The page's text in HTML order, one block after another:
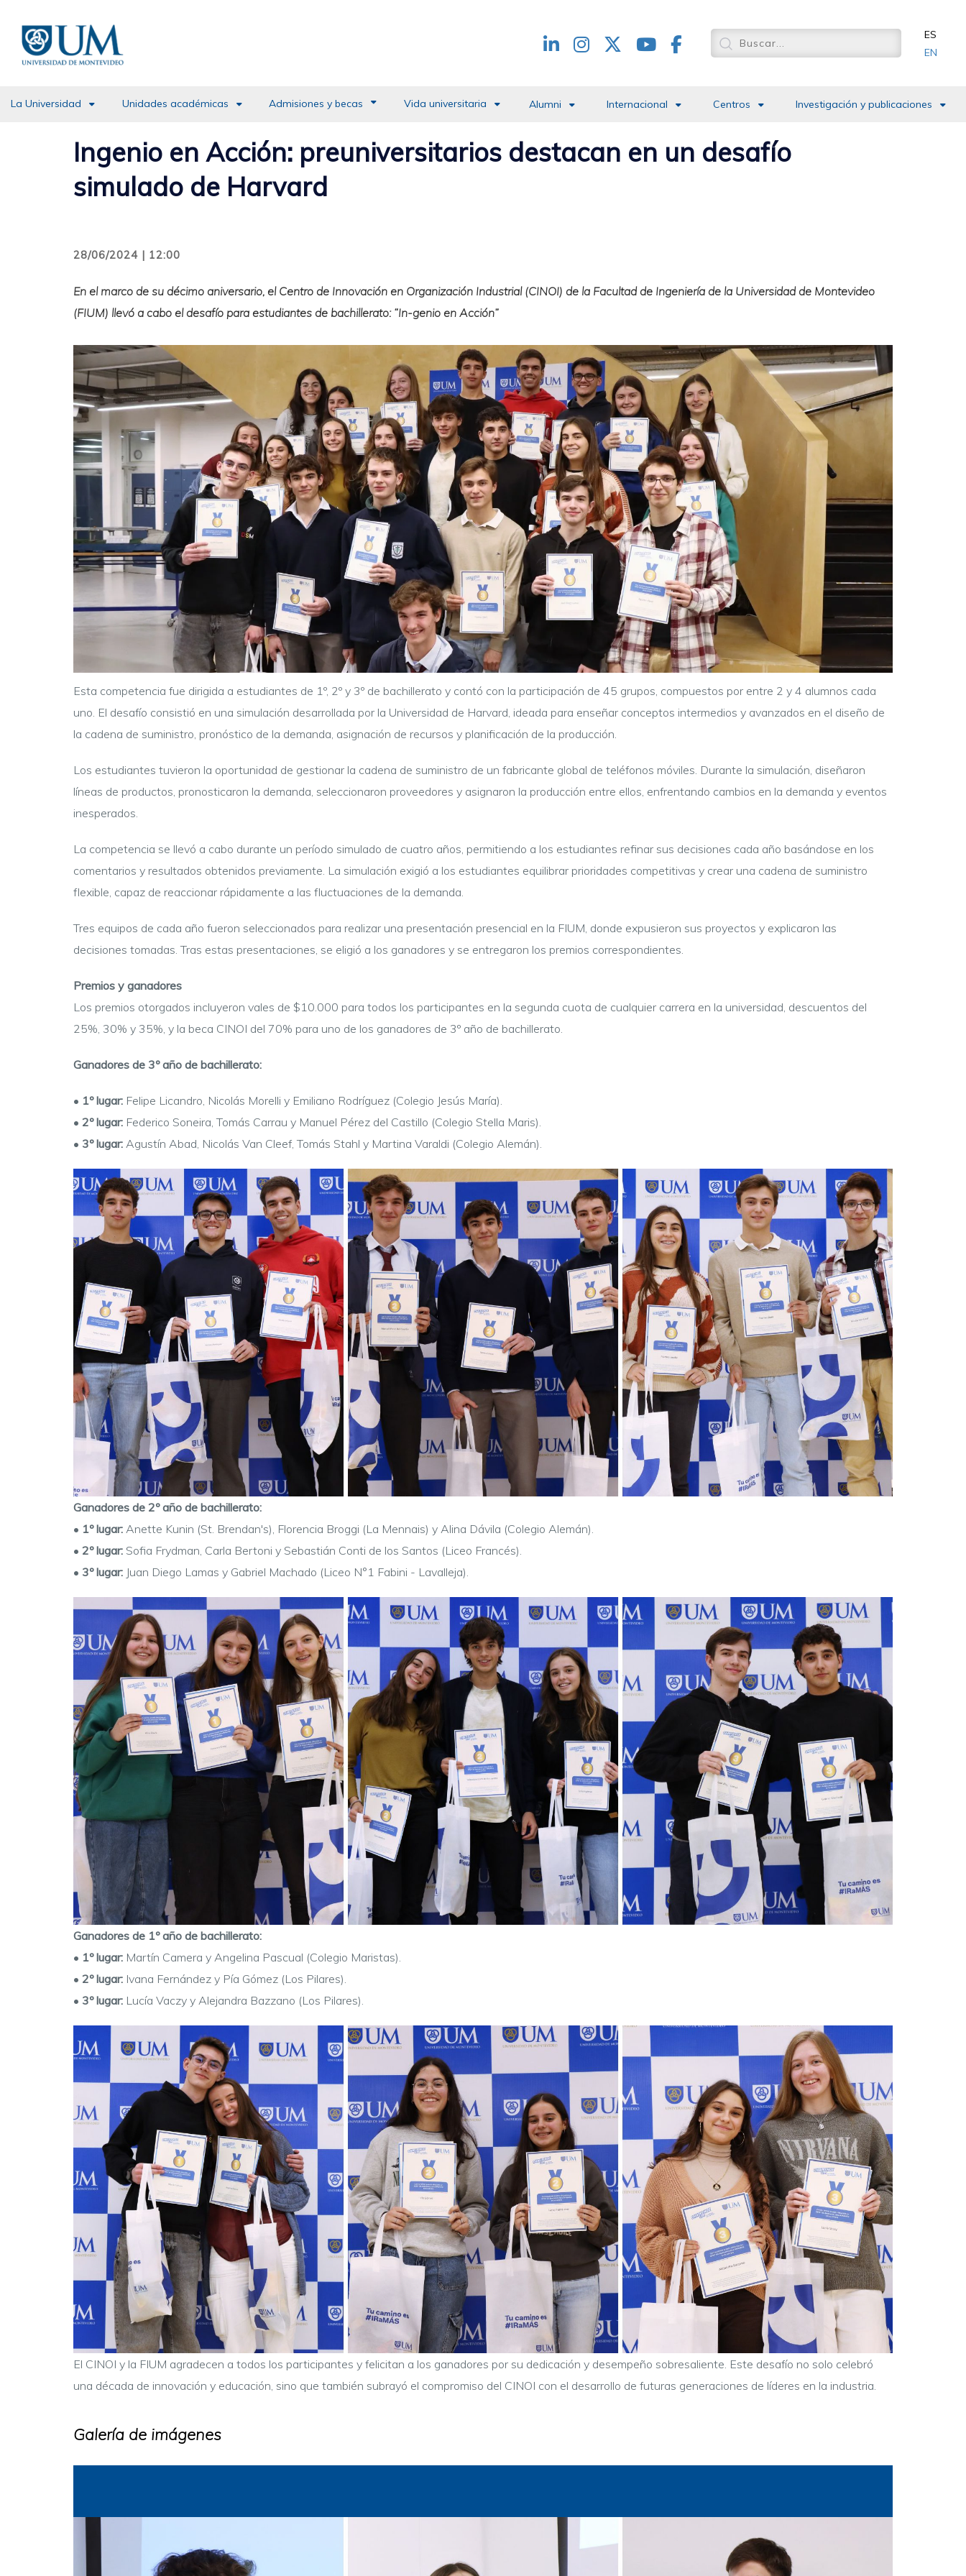
contenido
principal
Redes
ES
EN
La Universidad Unidades académicas Admisiones y becas Vida universitaria Alumni Internacional Centros Investigación y publicaciones
Ingenio en Acción: preuniversitarios destacan en un desafío
simulado de Harvard
28/06/2024 | 12:00
En el marco de su décimo aniversario, el Centro de Innovación en Organización Industrial (CINOI) de la Facultad de Ingeniería de la Universidad de Montevideo
(FIUM) llevó a cabo el desafío para estudiantes de bachillerato: “In-genio en Acción”
Esta competencia fue dirigida a estudiantes de 1º, 2º y 3º de bachillerato y contó con la participación de 45 grupos, compuestos por entre 2 y 4 alumnos cada
uno. El desafío consistió en una simulación desarrollada por la Universidad de Harvard, ideada para enseñar conceptos intermedios y avanzados en el diseño de
la cadena de suministro, pronóstico de la demanda, asignación de recursos y planificación de la producción.
Los estudiantes tuvieron la oportunidad de gestionar la cadena de suministro de un fabricante global de teléfonos móviles. Durante la simulación, diseñaron
líneas de productos, pronosticaron la demanda, seleccionaron proveedores y asignaron la producción entre ellos, enfrentando cambios en la demanda y eventos
inesperados.
La competencia se llevó a cabo durante un período simulado de cuatro años, permitiendo a los estudiantes refinar sus decisiones cada año basándose en los
comentarios y resultados obtenidos previamente. La simulación exigió a los estudiantes equilibrar prioridades competitivas y crear una cadena de suministro
flexible, capaz de reaccionar rápidamente a las fluctuaciones de la demanda.
Tres equipos de cada año fueron seleccionados para realizar una presentación presencial en la FIUM, donde expusieron sus proyectos y explicaron las
decisiones tomadas. Tras estas presentaciones, se eligió a los ganadores y se entregaron los premios correspondientes.
Premios y ganadores
Los premios otorgados incluyeron vales de $10.000 para todos los participantes en la segunda cuota de cualquier carrera en la universidad, descuentos del
25%, 30% y 35%, y la beca CINOI del 70% para uno de los ganadores de 3º año de bachillerato.
Ganadores de 3º año de bachillerato:
• 1º lugar: Felipe Licandro, Nicolás Morelli y Emiliano Rodríguez (Colegio Jesús María).
• 2º lugar: Federico Soneira, Tomás Carrau y Manuel Pérez del Castillo (Colegio Stella Maris).
• 3º lugar: Agustín Abad, Nicolás Van Cleef, Tomás Stahl y Martina Varaldi (Colegio Alemán).
Ganadores de 2º año de bachillerato:
• 1º lugar: Anette Kunin (St. Brendan's), Florencia Broggi (La Mennais) y Alina Dávila (Colegio Alemán).
• 2º lugar: Sofia Frydman, Carla Bertoni y Sebastián Conti de los Santos (Liceo Francés).
• 3º lugar: Juan Diego Lamas y Gabriel Machado (Liceo N°1 Fabini - Lavalleja).
Ganadores de 1º año de bachillerato:
• 1º lugar: Martín Camera y Angelina Pascual (Colegio Maristas).
• 2º lugar: Ivana Fernández y Pía Gómez (Los Pilares).
• 3º lugar: Lucía Vaczy y Alejandra Bazzano (Los Pilares).
El CINOI y la FIUM agradecen a todos los participantes y felicitan a los ganadores por su dedicación y desempeño sobresaliente. Este desafío no solo celebró
una década de innovación y educación, sino que también subrayó el compromiso del CINOI con el desarrollo de futuras generaciones de líderes en la industria.
Galería de imágenes